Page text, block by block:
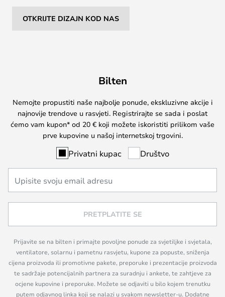
OTKRIJTE DIZAJN KOD NAS
Bilten
Nemojte propustiti naše najbolje ponude, ekskluzivne akcije i
najnovije trendove u rasvjeti. Registrirajte se sada i poslat
ćemo vam kupon* od 20 € koji možete iskoristiti prilikom vaše
prve kupovine u našoj internetskoj trgovini.
Privatni kupac Društvo
PRETPLATITE SE
Prijavite se na bilten i primajte povoljne ponude za svjetiljke i svjetala,
ventilatore, solarnu i pametnu rasvjetu, kupone za popuste, sniženja
cijena proizvoda ili promotivne pakete, preporuke i prezentacije proizvoda
te sadržaje potencijalnih partnera za suradnju i ankete, te zahtjeve za
ocjene kupovine i preporuke. Možete se odjaviti u bilo kojem trenutku
putem odjavnog linka koji se nalazi u svakom newsletter-u. Dodatne